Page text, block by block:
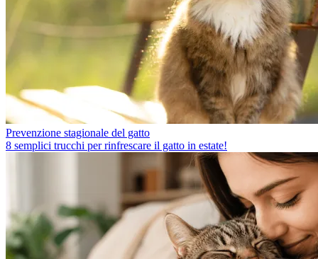
Prevenzione stagionale del gatto
8 semplici trucchi per rinfrescare il gatto in estate!